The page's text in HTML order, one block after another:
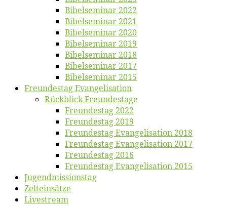
Bi­bel­se­mi­nar 2022
Bi­bel­se­mi­nar 2021
Bi­bel­se­mi­nar 2020
Bi­bel­se­mi­nar 2019
Bi­bel­se­mi­nar 2018
Bibelsemi­nar 2017
Bibelsemi­nar 2015
Freun­des­tag Evangelisation
Rück­blick Freundestage
Freun­des­tag 2022
Freun­des­tag 2019
Freun­des­tag Evan­ge­li­sa­ti­on 2018
Freun­des­tag Evan­ge­li­sa­ti­on 2017
Freun­des­tag 2016
Freun­des­tag Evan­ge­li­sa­ti­on 2015
Jugend­mis­sions­tag
Zelt­ein­sät­ze
Live­stream